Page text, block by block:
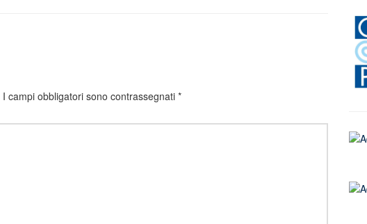
I campi obbligatori sono contrassegnati *